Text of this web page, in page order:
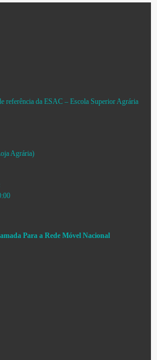
referência da ESAC – Escola Superior Agrária
Agrária)
Para a Rede Móvel Nacional